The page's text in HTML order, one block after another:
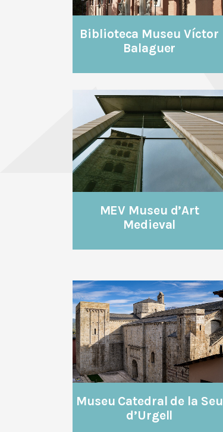
Biblioteca Museu Víctor
Balaguer
VEURE
MEV Museu d’Art
Medieval
VEURE
Museu Catedral de la Seu
d’Urgell